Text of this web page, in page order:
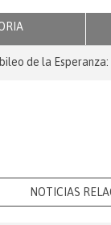
de la Esperanza:
NOTICIAS